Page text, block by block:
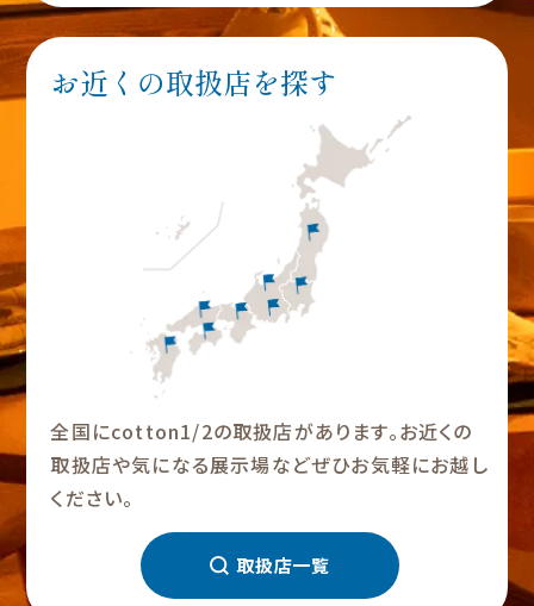
お近くの取扱店を探す
全国にcotton1/2の取扱店があります。お近くの
取扱店や気になる展示場などぜひお気軽にお越し
ください。
取扱店一覧